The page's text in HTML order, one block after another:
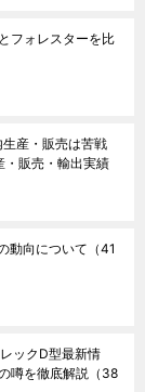
フォレスターを比
生産・販売は苦戦
・販売・輸出実績
動向について （41
ックD型最新情
噂を徹底解説 （38